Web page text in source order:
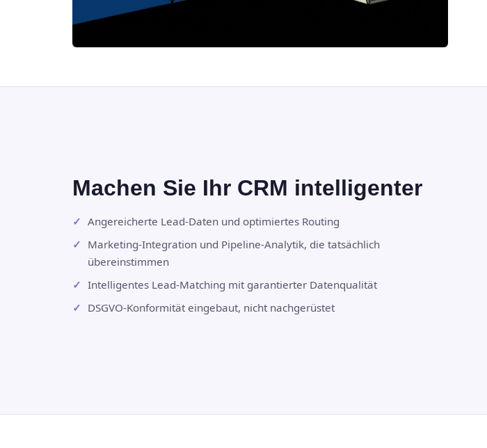
Machen Sie Ihr CRM intelligenter
Angereicherte Lead-Daten und optimiertes Routing
Marketing-Integration und Pipeline-Analytik, die tatsächlich
übereinstimmen
Intelligentes Lead-Matching mit garantierter Datenqualität
DSGVO-Konformität eingebaut, nicht nachgerüstet